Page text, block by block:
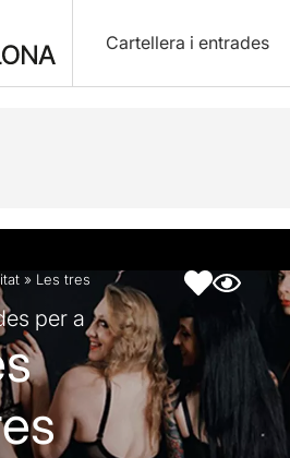
Cartellera i entrades
artística Fotos i vídeos
» Les tres
per a